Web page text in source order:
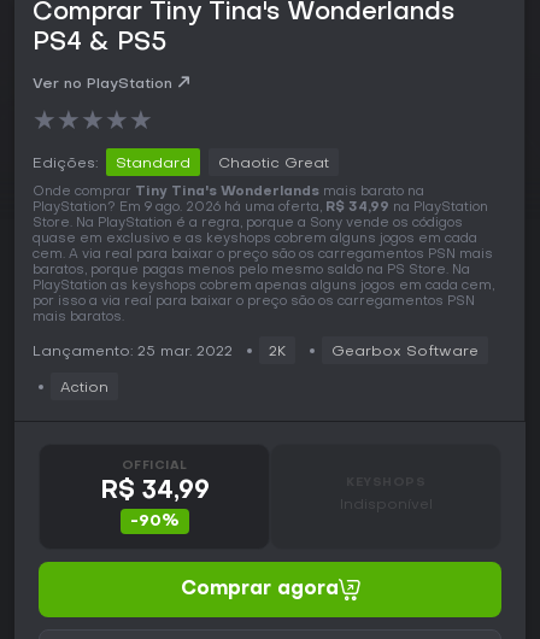
Comprar Tiny Tina's Wonderlands
PS4 & PS5
Ver no PlayStation
★★★★★
Edições: Standard Chaotic Great
Onde comprar Tiny Tina's Wonderlands mais barato na
PlayStation? Em 9 ago. 2026 há uma oferta, R$ 34,99 na PlayStation
Store. Na PlayStation é a regra, porque a Sony vende os códigos
quase em exclusivo e as keyshops cobrem alguns jogos em cada
cem. A via real para baixar o preço são os carregamentos PSN mais
baratos, porque pagas menos pelo mesmo saldo na PS Store. Na
PlayStation as keyshops cobrem apenas alguns jogos em cada cem,
por isso a via real para baixar o preço são os carregamentos PSN
mais baratos.
Lançamento: 25 mar. 2022 2K Gearbox Software
Action
OFFICIAL
R$ 34,99
-90%
Indisponível
Comprar agora